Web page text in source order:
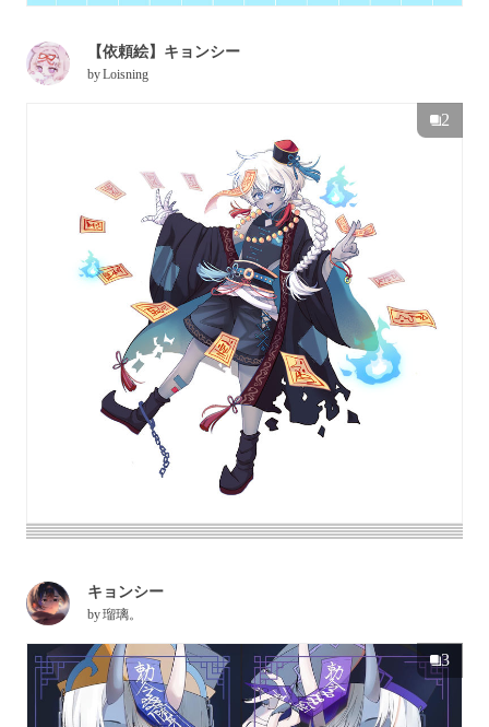
【依頼絵】キョンシー
byLoisning
2
キョンシー
by瑠璃。
3